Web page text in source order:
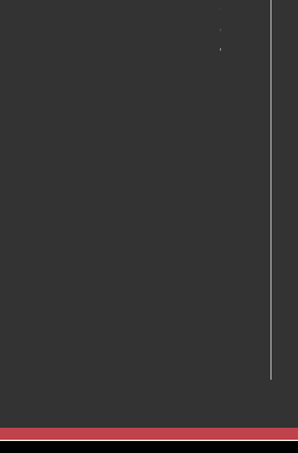
Vicente